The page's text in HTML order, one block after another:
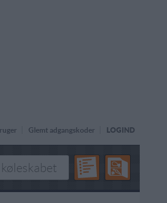
Glemt adgangskoder LOGIND